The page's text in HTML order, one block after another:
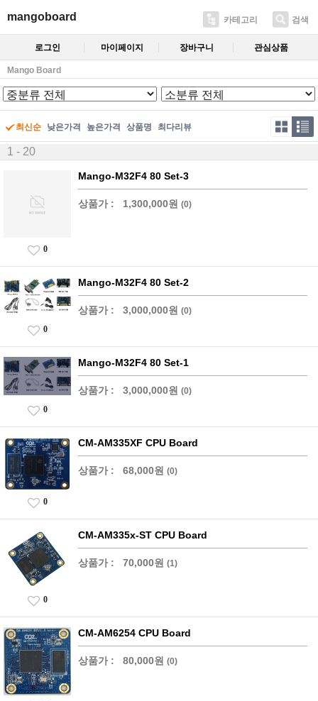
mangoboard 카테고리 검색
로그인 마이페이지 장바구니 관심상품
Mango Board
최신순 낮은가격 높은가격 상품명 최다리뷰
1 - 20
Mango-M32F4 80 Set-3
상품가 : 1,300,000원 (0)
0
Mango-M32F4 80 Set-2
상품가 : 3,000,000원 (0)
0
Mango-M32F4 80 Set-1
상품가 : 3,000,000원 (0)
0
CM-AM335XF CPU Board
상품가 : 68,000원 (0)
0
CM-AM335x-ST CPU Board
상품가 : 70,000원 (1)
0
CM-AM6254 CPU Board
상품가 : 80,000원 (0)